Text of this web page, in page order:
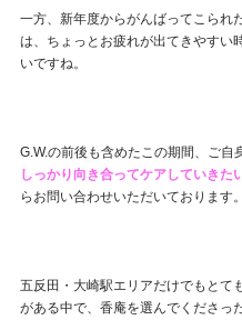
一方、新年度からがんばってこられ
は、ちょっとお疲れが出てきやすい
いですね。
G.W.の前後も含めたこの期間、ご自
しっかり向き合ってケアしていきた
らお問い合わせいただいております。
五反田・大崎駅エリアだけでもとて
がある中で、香庵を選んでくださっ